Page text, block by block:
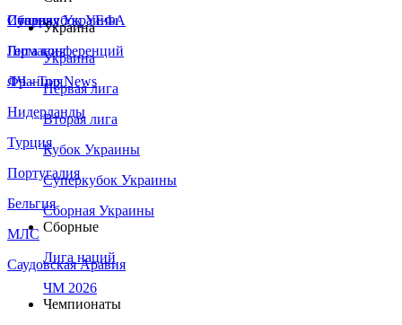
Сборная Украины
Италия
Германия
Франция
Нидерланды
Турция
Португалия
Бельгия
МЛС
Саудовская Аравия
Суперкубок УЕФА
Лига конференций
ЛЧ - Top News
Украина
Украина
Первая лига
Вторая лига
Кубок Украины
Суперкубок Украины
Сборная Украины
Сборные
Лига наций
ЧМ 2026
Чемпионаты